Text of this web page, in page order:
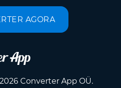
AGORA
Converter App OÜ.